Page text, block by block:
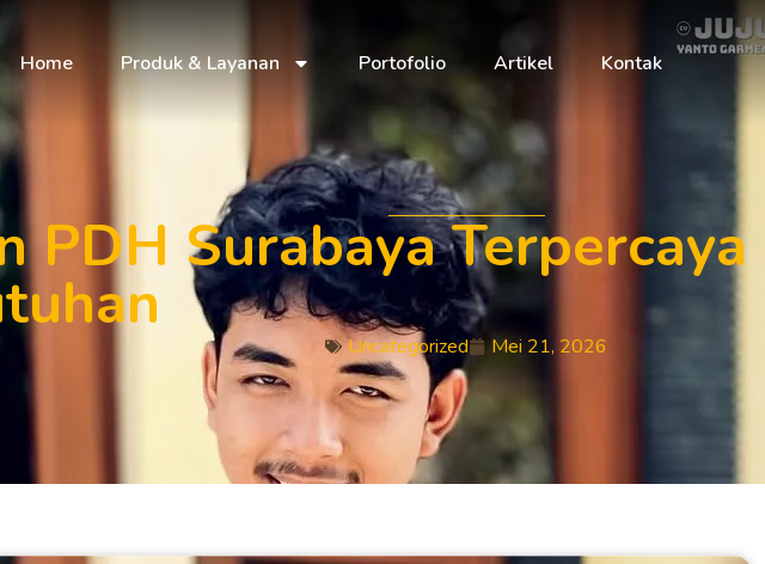
Home Produk & Layanan Portofolio Artikel Kontak
PDH Surabaya
Uncategorized Mei 21, 2026